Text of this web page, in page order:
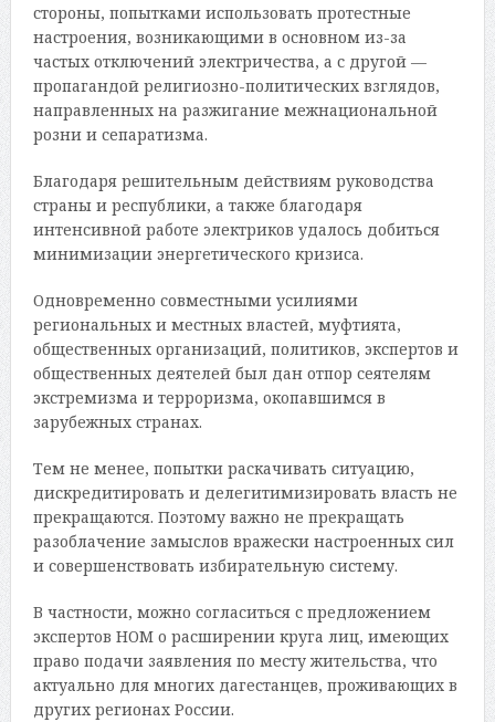
стороны, попытками использовать протестные
настроения, возникающими в основном из-за
частых отключений электричества, а с другой —
пропагандой религиозно-политических взглядов,
направленных на разжигание межнациональной
розни и сепаратизма.
Благодаря решительным действиям руководства
страны и республики, а также благодаря
интенсивной работе электриков удалось добиться
минимизации энергетического кризиса.
Одновременно совместными усилиями
региональных и местных властей, муфтията,
общественных организаций, политиков, экспертов и
общественных деятелей был дан отпор сеятелям
экстремизма и терроризма, окопавшимся в
зарубежных странах.
Тем не менее, попытки раскачивать ситуацию,
дискредитировать и делегитимизировать власть не
прекращаются. Поэтому важно не прекращать
разоблачение замыслов вражески настроенных сил
и совершенствовать избирательную систему.
В частности, можно согласиться с предложением
экспертов НОМ о расширении круга лиц, имеющих
право подачи заявления по месту жительства, что
актуально для многих дагестанцев, проживающих в
других регионах России.